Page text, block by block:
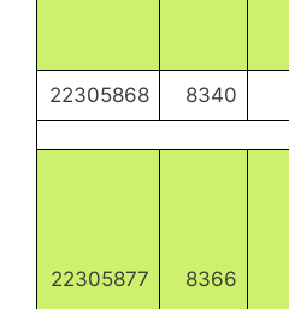
8340
22305868
8366
22305877